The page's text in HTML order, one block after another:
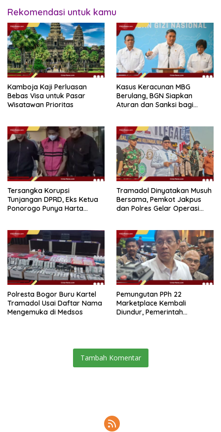
Rekomendasi untuk kamu
Kamboja Kaji Perluasan
Bebas Visa untuk Pasar
Wisatawan Prioritas
Kasus Keracunan MBG
Berulang, BGN Siapkan
Aturan dan Sanksi bagi
Tersangka Korupsi
Tunjangan DPRD, Eks Ketua
Ponorogo Punya Harta
Tramadol Dinyatakan Musuh
Bersama, Pemkot Jakpus
dan Polres Gelar Operasi
Polresta Bogor Buru Kartel
Tramadol Usai Daftar Nama
Mengemuka di Medsos
Pemungutan PPh 22
Marketplace Kembali
Diundur, Pemerintah
Tambah Komentar